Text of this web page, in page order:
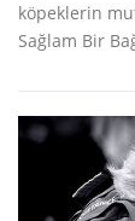
köpeklerin
Sağlam Bir